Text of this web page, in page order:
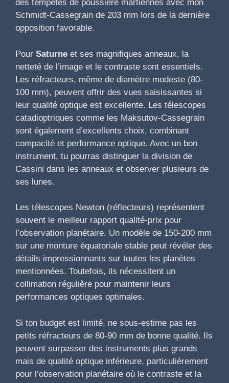
des tempêtes de poussière martiennes avec mon
Schmidt-Cassegrain de 203 mm lors de la dernière
opposition favorable.
Pour Saturne et ses magnifiques anneaux, la
netteté de l’image et le contraste sont essentiels.
Les réfracteurs, même de diamètre modeste (80-
100 mm), peuvent offrir des vues saisissantes si
leur qualité optique est excellente. Les télescopes
catadioptriques comme les Maksutov-Cassegrain
sont également d’excellents choix, combinant
compacité et performance optique. Avec un bon
instrument, tu pourras distinguer la division de
Cassini dans les anneaux et observer plusieurs de
ses lunes.
Les télescopes Newton (réflecteurs) représentent
souvent le meilleur rapport qualité-prix pour
l’observation planétaire. Un modèle de 150-200 mm
sur une monture équatoriale stable peut révéler des
détails impressionnants sur toutes les planètes
mentionnées. Toutefois, ils nécessitent un
collimation régulière pour maintenir leurs
performances optiques optimales.
Si ton budget est limité, ne sous-estime pas les
petits réfracteurs de 80-90 mm de bonne qualité. Ils
peuvent surpasser des instruments plus grands
mais de qualité optique inférieure, particulièrement
pour l’observation planétaire où le contraste et la